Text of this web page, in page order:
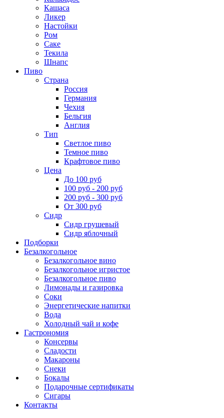
Кашаса
Ликер
Настойки
Ром
Саке
Текила
Шнапс
Пиво
Страна
Россия
Германия
Чехия
Бельгия
Англия
Тип
Светлое пиво
Темное пиво
Крафтовое пиво
Цена
До 100 руб
100 руб - 200 руб
200 руб - 300 руб
От 300 руб
Сидр
Сидр грушевый
Сидр яблочный
Подборки
Безалкогольное
Безалкогольное вино
Безалкогольное игристое
Безалкогольное пиво
Лимонады и газировка
Соки
Энергетические напитки
Вода
Холодный чай и кофе
Гастрономия
Консервы
Сладости
Макароны
Снеки
Бокалы
Подарочные сертификаты
Сигары
Контакты